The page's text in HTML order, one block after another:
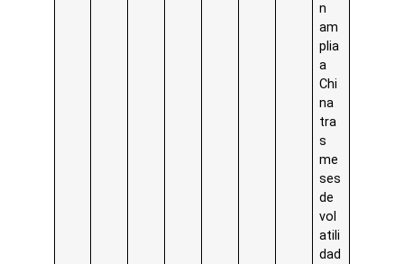
n
am
plia
a
Chi
na
tra
s
me
ses
de
vol
atili
dad